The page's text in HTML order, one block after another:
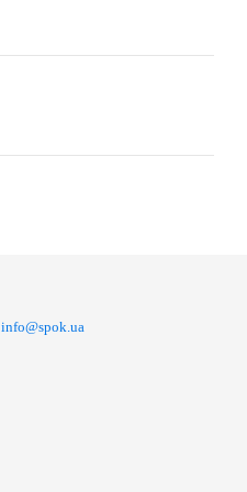
info@spok.ua